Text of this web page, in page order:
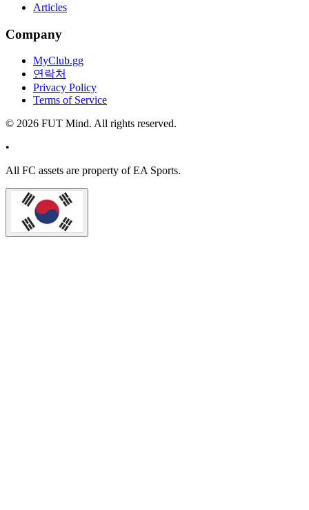
Articles
Company
MyClub.gg
연락처
Privacy Policy
Terms of Service
© 2026 FUT Mind. All rights reserved.
•
All FC assets are property of EA Sports.